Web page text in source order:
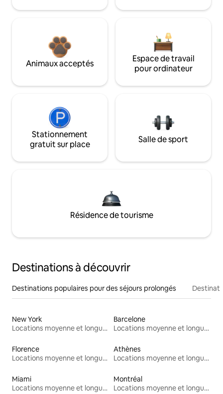
Animaux acceptés
Espace de travail
pour ordinateur
Stationnement
gratuit sur place
Salle de sport
Résidence de tourisme
Destinations à découvrir
Destinations populaires pour des séjours prolongés
New York
Locations moyenne et longue durée
Barcelone
Locations moyenne et longue durée
Florence
Locations moyenne et longue durée
Athènes
Locations moyenne et longue durée
Miami
Locations moyenne et longue durée
Montréal
Locations moyenne et longue durée